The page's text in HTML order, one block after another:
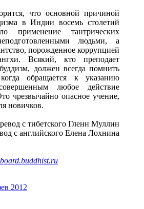
что основной причиной
в Индии восемь столетий
применение тантрических
людьми, а
порожденное коррупцией
Всякий, кто преподает
должен всегда помнить
обращается к указанию
любое действие
чрезвычайно опасное учение,
новичков.
с тибетского Гленн Муллин
с английского Елена Лохнина​
board.buddhist.ru
2012